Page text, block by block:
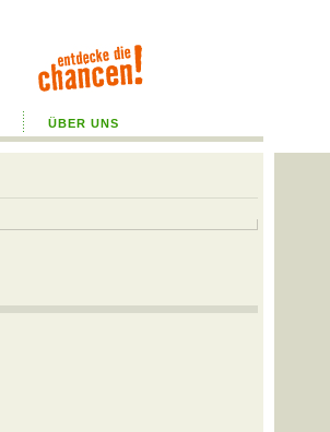
ÜBER UNS